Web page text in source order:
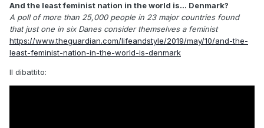
And the least feminist nation in the world is... Denmark?
A poll of more than 25,000 people in 23 major countries found
that just one in six Danes consider themselves a feminist
https://www.theguardian.com/lifeandstyle/2019/may/10/and-the-
least-feminist-nation-in-the-world-is-denmark
Il dibattito: